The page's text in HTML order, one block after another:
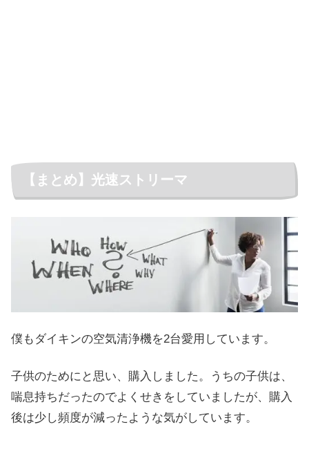
【まとめ】光速ストリーマ
僕もダイキンの空気清浄機を2台愛用しています。
子供のためにと思い、購入しました。うちの子供は、
喘息持ちだったのでよくせきをしていましたが、購入
後は少し頻度が減ったような気がしています。